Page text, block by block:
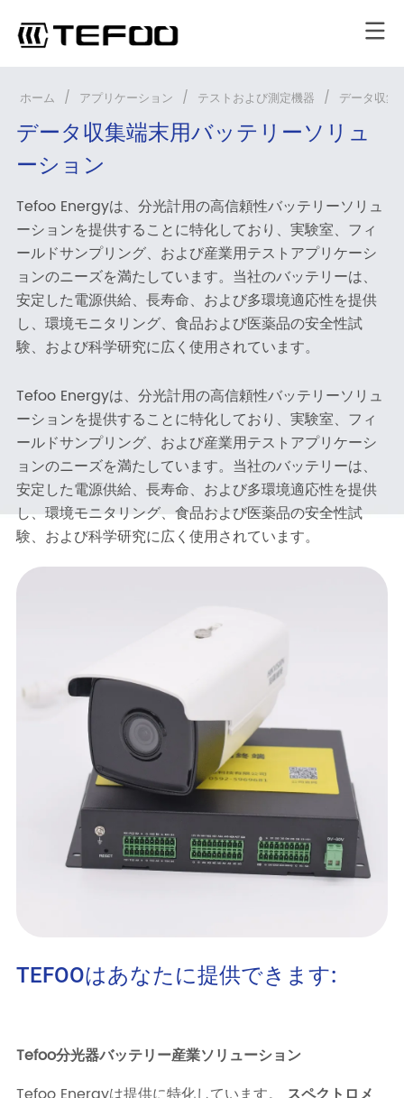
ホーム / アプリケーション / テストおよび測定機器 / データ収集
データ収集端末用バッテリーソリュ
ーション
TEFOOはあなたに提供できます: